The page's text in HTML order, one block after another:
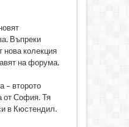
Въпреки
нова колекция
на форума.
– второто
от София. Тя
в Кюстендил.